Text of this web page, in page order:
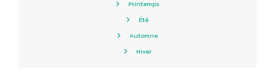
Printemps
Été
Automne
Hiver